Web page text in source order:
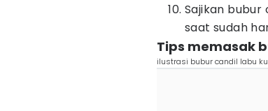
Sajikan
saat sudah
Tips memasak
ilustrasi bubur candil labu